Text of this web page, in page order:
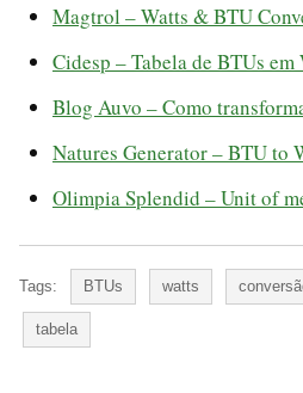
Magtrol – Watts & BTU
Cidesp – Tabela de BTUs em
Blog Auvo – Como
Natures Generator – BTU to
Olimpia Splendid – Unit of
Tags: BTUs watts
tabela